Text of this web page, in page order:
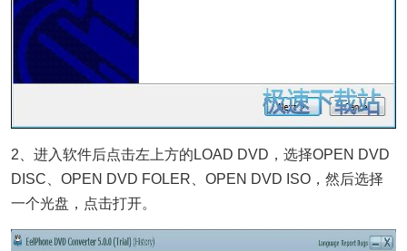
2、进入软件后点击左上方的LOAD DVD，选择OPEN DVD
DISC、OPEN DVD FOLER、OPEN DVD ISO，然后选择
一个光盘，点击打开。